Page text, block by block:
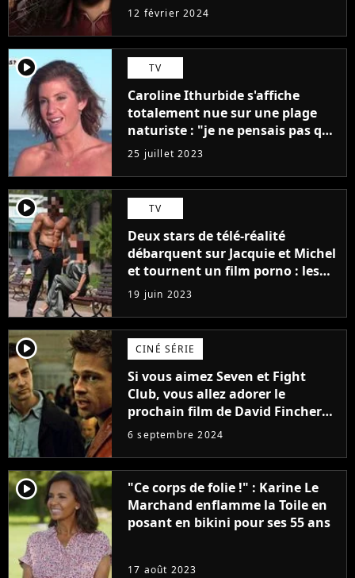
12 février 2024
player2 TV
Caroline Ithurbide s'affiche
totalement nue sur une plage
naturiste : "je ne pensais pas que
j'arriverais à le faire..."
25 juillet 2023
player2 TV
Deux stars de télé-réalité
débarquent sur Jacquie et Michel
et tournent un film porno : les
premières images du tournage
(exclu)
19 juin 2023
player2 CINÉ SÉRIE
Si vous aimez Seven et Fight
Club, vous allez adorer le
prochain film de David Fincher
avec lequel il se réinvente
complètement
6 septembre 2024
player2
"Ce corps de folie !" : Karine Le
Marchand enflamme la Toile en
posant en bikini pour ses 55 ans
17 août 2023